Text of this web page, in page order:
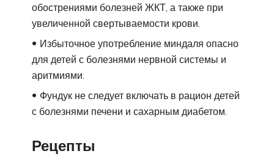
обострениями болезней ЖКТ, а также при
увеличенной свертываемости крови.
Избыточное употребление миндаля опасно
для детей с болезнями нервной системы и
аритмиями.
Фундук не следует включать в рацион детей
с болезнями печени и сахарным диабетом.
Рецепты